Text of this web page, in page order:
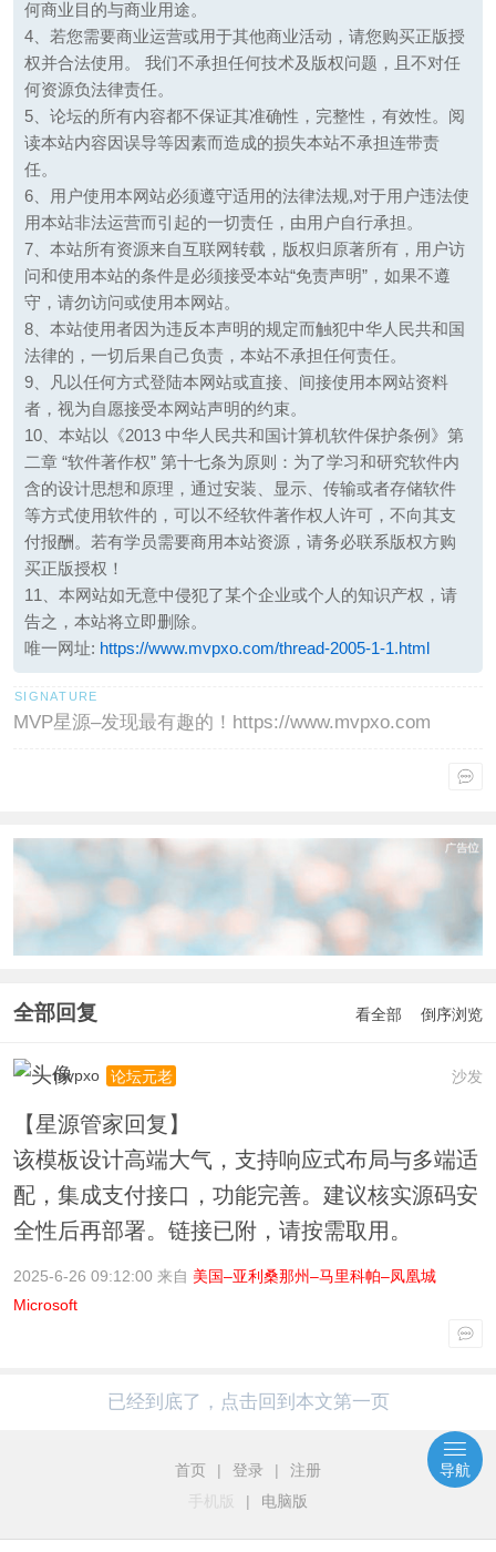
何商业目的与商业用途。
4、若您需要商业运营或用于其他商业活动，请您购买正版授
权并合法使用。 我们不承担任何技术及版权问题，且不对任
何资源负法律责任。
5、论坛的所有内容都不保证其准确性，完整性，有效性。阅
读本站内容因误导等因素而造成的损失本站不承担连带责
任。
6、用户使用本网站必须遵守适用的法律法规,对于用户违法使
用本站非法运营而引起的一切责任，由用户自行承担。
7、本站所有资源来自互联网转载，版权归原著所有，用户访
问和使用本站的条件是必须接受本站“免责声明”，如果不遵
守，请勿访问或使用本网站。
8、本站使用者因为违反本声明的规定而触犯中华人民共和国
法律的，一切后果自己负责，本站不承担任何责任。
9、凡以任何方式登陆本网站或直接、间接使用本网站资料
者，视为自愿接受本网站声明的约束。
10、本站以《2013 中华人民共和国计算机软件保护条例》第
二章 “软件著作权” 第十七条为原则：为了学习和研究软件内
含的设计思想和原理，通过安装、显示、传输或者存储软件
等方式使用软件的，可以不经软件著作权人许可，不向其支
付报酬。若有学员需要商用本站资源，请务必联系版权方购
买正版授权！
11、本网站如无意中侵犯了某个企业或个人的知识产权，请
告之，本站将立即删除。
唯一网址: https://www.mvpxo.com/thread-2005-1-1.html
MVP星源–发现最有趣的！https://www.mvpxo.com
全部回复 看全部 倒序浏览
沙发
mvpxo 论坛元老
【星源管家回复】
该模板设计高端大气，支持响应式布局与多端适
配，集成支付接口，功能完善。建议核实源码安
全性后再部署。链接已附，请按需取用。
2025-6-26 09:12:00 来自 美国–亚利桑那州–马里科帕–凤凰城
Microsoft
已经到底了，点击回到本文第一页
首页 | 登录 |
注册
手机版
| 电脑版
导航